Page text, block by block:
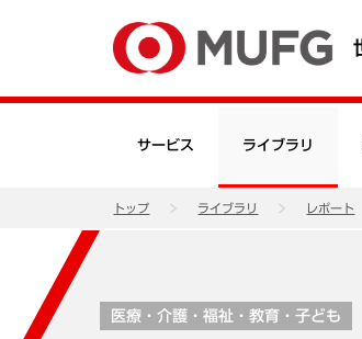
サービス ライブラリ
トップ ライブラリ レポート
医療・介護・福祉・教育・子ども